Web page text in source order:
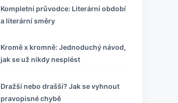
Kompletní průvodce: Literární období
a literární směry
Kromě x kromně: Jednoduchý návod,
jak se už nikdy nesplést
Dražší nebo drašší? Jak se vyhnout
pravopisné chybě